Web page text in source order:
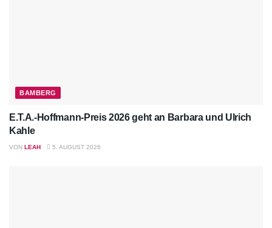
BAMBERG
E.T.A.-Hoffmann-Preis 2026 geht an Barbara und Ulrich
Kahle
VON LEAH 5. AUGUST 2026